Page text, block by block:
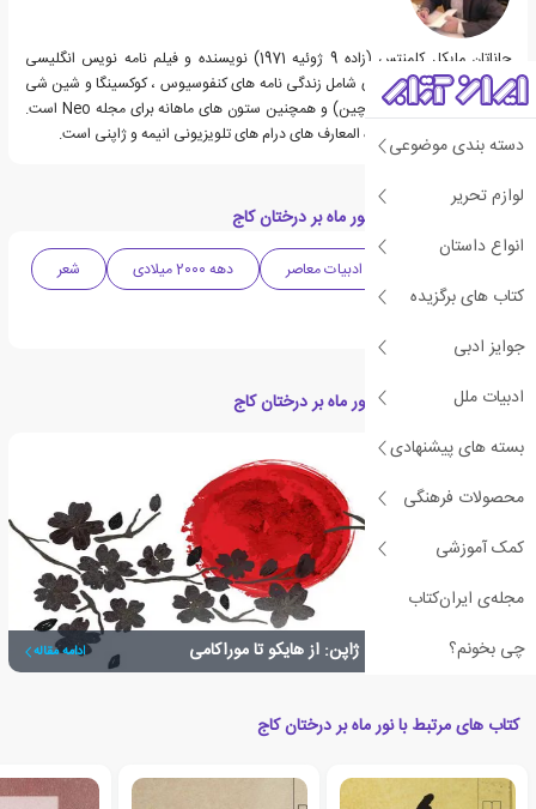
دسته بندی موضوعی
لوازم تحریر
انواع داستان
کتاب های برگزیده
جوایز ادبی
ادبیات ملل
بسته های پیشنهادی
محصولات فرهنگی
کمک آموزشی
مجله‌ی ایران‌کتاب
چی بخونم؟
جاناتان مایکل کلمنتس (زاده 9 ژوئیه 1971) نویسنده و فیلم نامه نویس انگلیسی
است. آثار غیر داستانی وی شامل زندگی نامه های کنفوسیوس ، کوکسینگا و شین شی
هوانگدی (اولین امپراتور چین) و همچنین ستون های ماهانه برای مجله Neo است.
او همچنین نویسنده دائره المعارف های درام های تلویزیونی انیمه و ژاپنی است.
دسته بندی های کتاب نور ماه بر درختان کاج
ادبیات معاصر دهه 2000 میلادی
شعر
شعر معاصر
مقالات مرتبط با کتاب نور ماه بر درختان کاج
آفتاب بی غروب ادبیات ژاپن: از هایکو تا موراکامی ادامه مقاله
کتاب های مرتبط با نور ماه بر درختان کاج